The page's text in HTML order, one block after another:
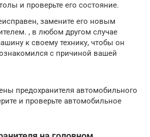
и проверьте его состояние.
замените его новым
, в любом другом случае
к своему технику, чтобы он
с причиной вашей
предохранителя автомобильного
и проверьте автомобильное